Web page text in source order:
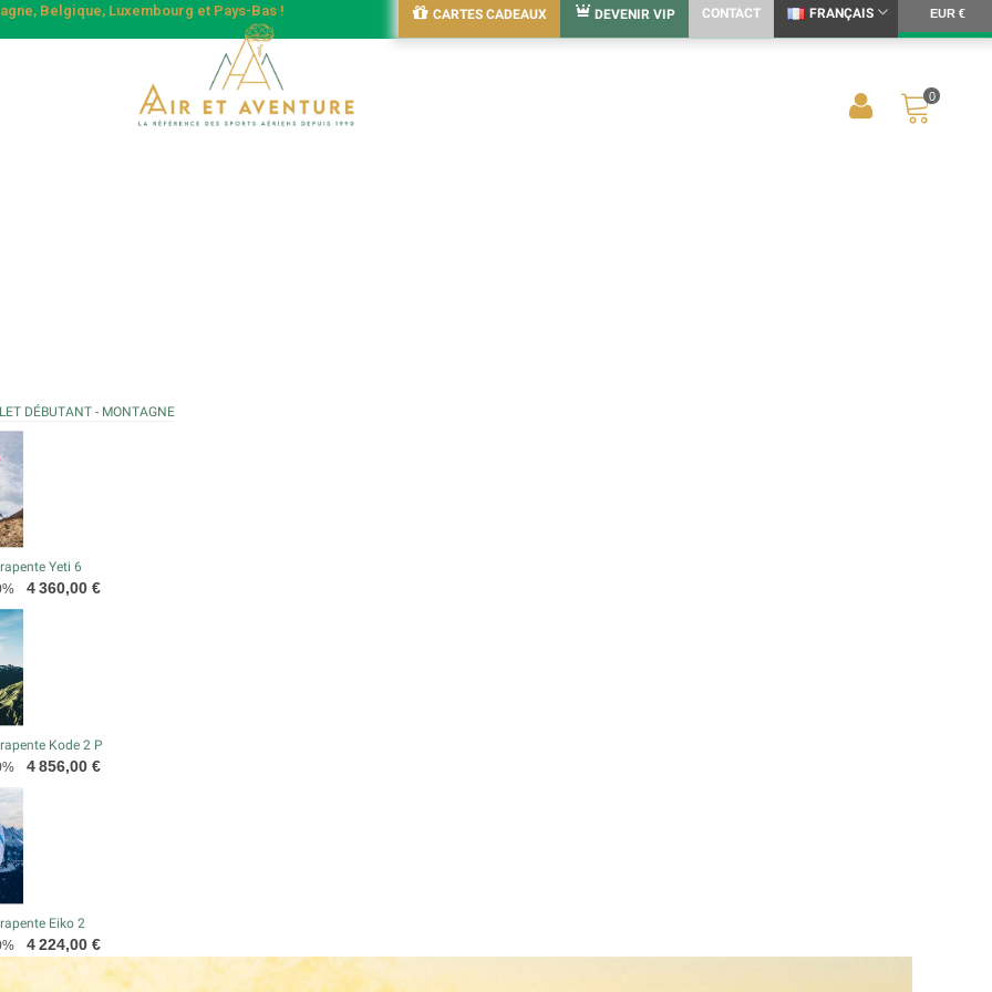
Belgique, Luxembourg et Pays-Bas ! CARTES CADEAUX DEVENIR VIP CONTACT FRANÇAIS EUR €
0
DÉBUTANT - MONTAGNE
Yeti 6
Prix
4 360,00 €
Kode 2 P
Prix
4 856,00 €
Eiko 2
Prix
4 224,00 €